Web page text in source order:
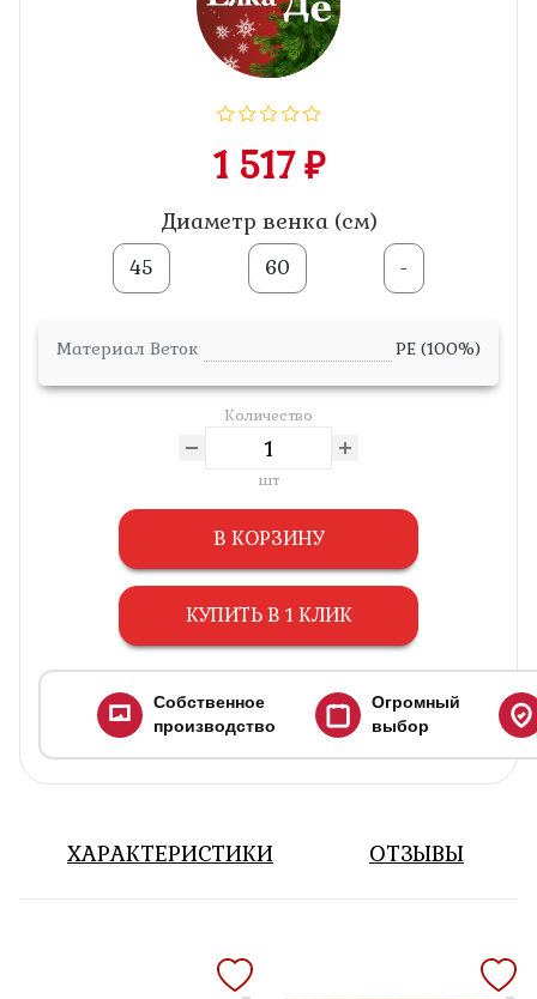
1 517 ₽
Диаметр венка (см)
45 60 -
Материал Веток PE (100%)
Количество
шт
В КОРЗИНУ
КУПИТЬ В 1 КЛИК
Собственное
производство
Огромный
выбор
ХАРАКТЕРИСТИКИ ОТЗЫВЫ